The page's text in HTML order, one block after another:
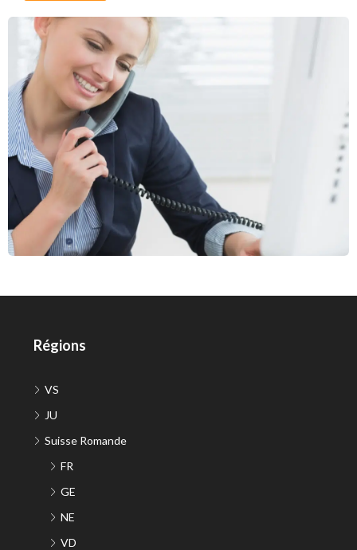
Régions
VS
JU
Suisse Romande
FR
GE
NE
VD